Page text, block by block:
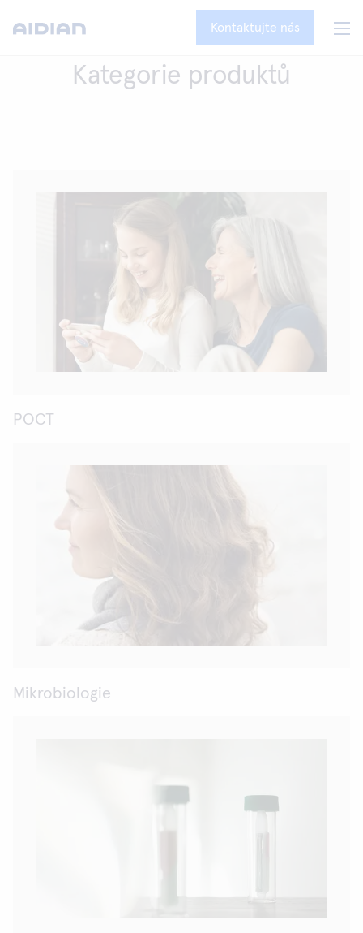
Kontaktujte nás
Kategorie produktů
POCT
Mikrobiologie